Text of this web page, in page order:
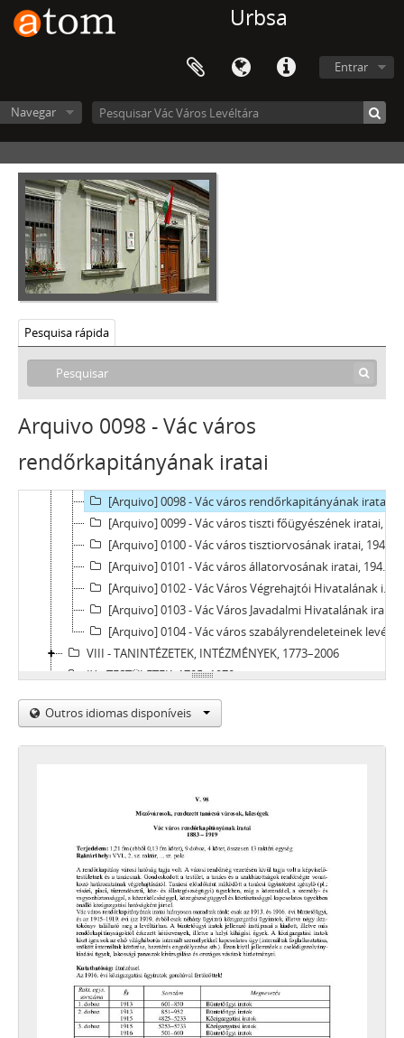
Urbsa
Entrar
Navegar
Pesquisa rápida
Arquivo 0098 - Vác város
rendőrkapitányának iratai
[Arquivo] 0042 - Káptalanvác mezőváros közgyámjának iratai, 1775–1837
[Arquivo] 0051 - Káptalanvác Mezőváros Tanácsának iratai, 1828–1859
[Arquivo] 0053 - Káptalanvác Mezőváros Házipénztári Hivatalának iratai, 1853–1855
[Arquivo] 0071 - Vác Mezőváros Képviselő-testületének iratai, 1861–1871
[Arquivo] 0072 - Vác Mezőváros Tanácsának iratai, 1849–1877
[Arquivo] 0073 - Vác mezőváros közgyámjának iratai, 1844–1874
[Arquivo] 0074 - Vác Mezőváros Árvapénztárának iratai, 1858–1876
[Arquivo] 0075 - Vác Mezőváros Házipénztárának iratai, 1859–1872
[Arquivo] 0076 - Vác Mezőváros Adóhivatalának iratai, 1854–1872
[Arquivo] 0077 - Vác Mezőváros Törvényszékének iratai, 1851–1859
[Arquivo] 0091 - Vác Város Képviselő-testületének iratai, 1872–1950
[Arquivo] 0092 - Vác Város Tanácsának iratai (Tanácsülési jegyzőkönyvek), 1873–1925
[Arquivo] 0094 - Vác Város Árvaszékének iratai, 1872 - 1956
[Arquivo] 0095 - Vác Város Házipénztárának és Számvevőségének iratai, 1857-1951
[Arquivo] 0096 - Vác Város Adóhivatalának iratai, 1873–1950
[Arquivo] 0097 - Vác Város Mérnöki Hivatalának iratai, 1869–1946
[Arquivo] 0098 - Vác város rendőrkapitányának iratai, 1883–1919
[Arquivo] 0099 - Vác város tiszti főügyészének iratai, 1938–1949
[Arquivo] 0100 - Vác város tisztiorvosának iratai, 1945–1951
[Arquivo] 0101 - Vác város állatorvosának iratai, 1944–1951
[Arquivo] 0102 - Vác Város Végrehajtói Hivatalának iratai, 1932
[Arquivo] 0103 - Vác Város Javadalmi Hivatalának iratai, 1950
[Arquivo] 0104 - Vác város szabályrendeleteinek levéltári gyűjteménye, 1871–1950
VIII - TANINTÉZETEK, INTÉZMÉNYEK, 1773–2006
IX - TESTÜLETEK, 1705–1970
X - EGYESÜLETEK, (TÖMEG)SZERVEZETEK, PÁRTOK, 1821–2002
XI - GAZDASÁGI SZERVEK, 1876–1956
XV - GYŰJTEMÉNYEK, 1074–2016
XVI - A NÉPKÖZTÁRSASÁG ÉS A TANÁCSKÖZTÁRSASÁG FORRADALMI SZERVEI, 1919
XVII - NÉPHATALMI ÉS KÜLÖNLEGES FELADATOKRA LÉTREJÖTT BIZOTTSÁGOK, 1945–1990
XXIII - TANÁCSOK, 1945–1990
XXIV - AZ ÁLLAMIGAZGATÁS TERÜLETI SZERVEI, 1952–1991
XXIX - GAZDASÁGI SZERVEK, 1946–2010
XXX - SZÖVETKEZETEK, 1949–2015
XXXVII - MEGYEI JOGÚ VÁROSI, VÁROSI ÉS KÖZSÉGI ÖNKORMÁNYZATOK, 1989–2014
Outros idiomas disponíveis